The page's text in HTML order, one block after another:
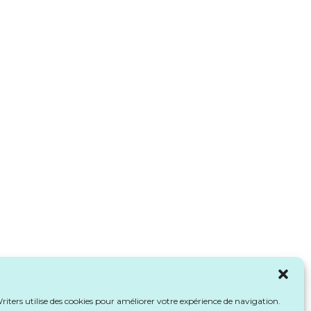
utilise des cookies pour améliorer votre expérience de navigation.